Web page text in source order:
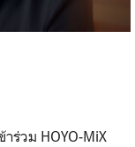
ร่วม HOYO-MiX